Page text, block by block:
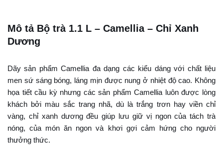
Mô tả Bộ trà 1.1 L – Camellia – Chỉ Xanh
Dương
Dãy sản phẩm Camellia đa dạng các kiểu dáng với chất liệu
men sứ sáng bóng, láng mịn được nung ở nhiệt độ cao. Không
họa tiết cầu kỳ nhưng các sản phẩm Camellia luôn được lòng
khách bởi màu sắc trang nhã, dù là trắng trơn hay viền chỉ
vàng, chỉ xanh dương đều giúp lưu giữ vị ngon của tách trà
nóng, của món ăn ngon và khơi gợi cảm hứng cho người
thưởng thức.